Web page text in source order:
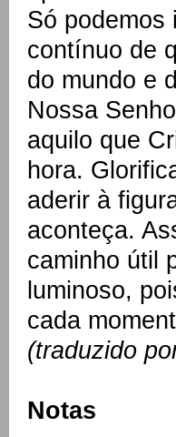
Só podemos
contínuo de
do mundo e
Nossa
aquilo que
hora.
aderir à
aconteça.
caminho útil
luminoso,
cada
(traduzido
Notas